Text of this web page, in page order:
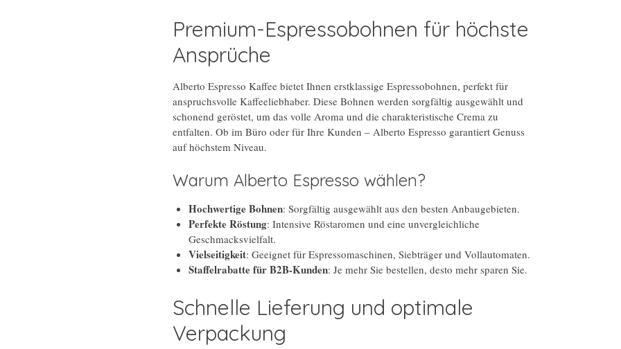
Premium-Espressobohnen für höchste
Ansprüche
Alberto Espresso Kaffee bietet Ihnen erstklassige Espressobohnen, perfekt für
anspruchsvolle Kaffeeliebhaber. Diese Bohnen werden sorgfältig ausgewählt und
schonend geröstet, um das volle Aroma und die charakteristische Crema zu
entfalten. Ob im Büro oder für Ihre Kunden – Alberto Espresso garantiert Genuss
auf höchstem Niveau.
Warum Alberto Espresso wählen?
Hochwertige Bohnen: Sorgfältig ausgewählt aus den besten Anbaugebieten.
Perfekte Röstung: Intensive Röstaromen und eine unvergleichliche
Geschmacksvielfalt.
Vielseitigkeit: Geeignet für Espressomaschinen, Siebträger und Vollautomaten.
Staffelrabatte für B2B-Kunden: Je mehr Sie bestellen, desto mehr sparen Sie.
Schnelle Lieferung und optimale
Verpackung